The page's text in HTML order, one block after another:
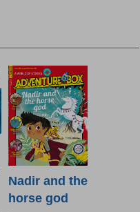
Nadir and the
horse god